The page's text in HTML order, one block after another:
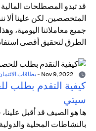
قد تبدو المصطلحات
المتخصصين. لكن علينا ألا
جميع معاملاتنا اليومية،
الطرق لتحقيق أقصى
-بطاقات
كيفية التقدم بطلب
سيتي
ها هو الصيف قد أقبل علينا،
بالنشاطات المحلية